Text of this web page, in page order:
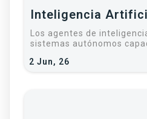
Inteligencia
2 Jun, 26
Los agentes de
sistemas autónomos